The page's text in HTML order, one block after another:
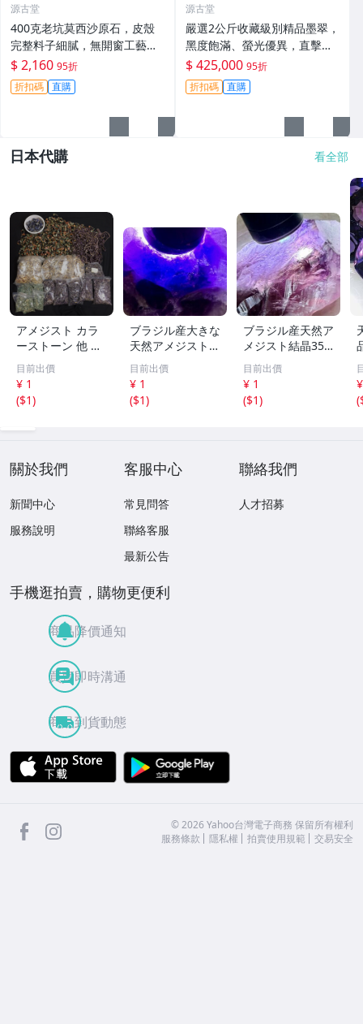
源古堂
400克老坑莫西沙原石，皮殼
完整料子細膩，無開窗工藝原
礦，適合手鐲及掛件製作。嚴
選天然A貨翡翠。 老坑翡翠 手
鐲 掛件
$ 2,160 95折
折扣碼 直購
源古堂
嚴選2公斤收藏級別精品墨翠，
黑度飽滿、螢光優異，直擊心
坎的絕版好物 翡翠 珍貴玉石
天然翡翠
$ 425,000 95折
折扣碼 直購
日本代購 看全部
アメジスト カラ
ーストーン 他 色
石 アクセサリー
パーツ 等 部品 大
量 総重量約23kg
まとめ セット
目前出價
¥ 1
($1)
ブラジル産大きな
天然アメジスト結
晶571g［紫水
晶］結晶^ ^綺麗^
^色が濃い^ ^
目前出價
¥ 1
($1)
ブラジル産天然ア
メジスト結晶355
g［紫水晶］1本
剣^ ^綺麗
目前出價
¥ 1
($1)
(
關於我們
新聞中心
服務說明
客服中心
常見問答
聯絡客服
最新公告
聯絡我們
人才招募
手機逛拍賣，購物更便利
商品降價通知
買賣即時溝通
商品到貨動態
APP Store
facebook ©2026 Yahoo台灣電子商務 保留所有權利
服務條款
隱私權 拍賣使用規範 交易安全